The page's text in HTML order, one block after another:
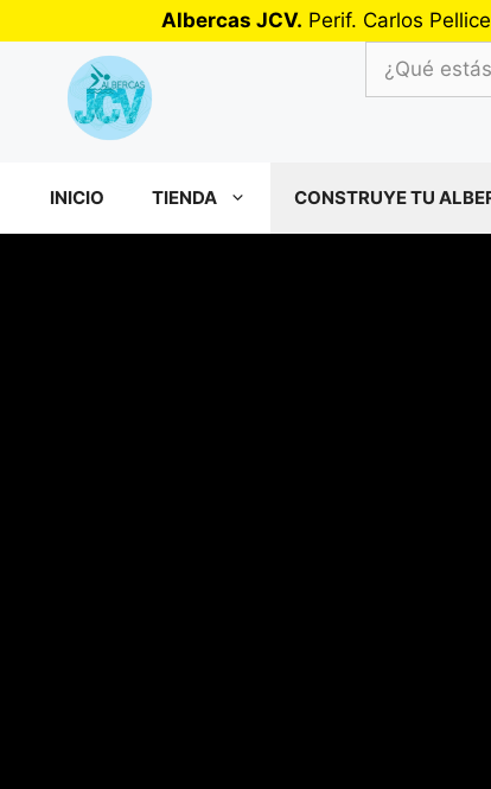
al
contenido
Albercas JCV. Perif. Carlos
¿Qué
estás
INICIO TIENDA CONSTRUYE TU